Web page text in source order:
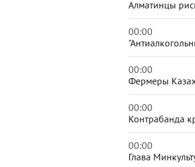
Алматинцы
00:00
00:00
Фермеры
00:00
Контрабанда
00:00
Глава